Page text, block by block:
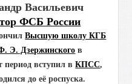
Васильевич
ФСБ России
Высшую школу КГБ
Э. Дзержинского в
период вступил вКПСС,
до её роспуска.